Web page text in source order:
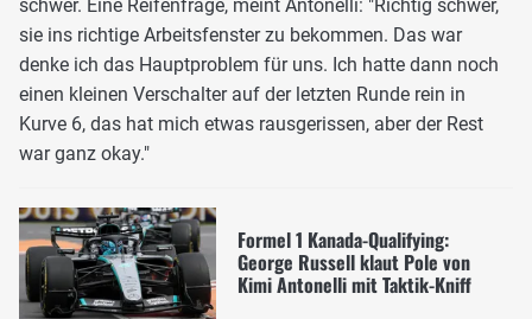
schwer. Eine Reifenfrage, meint Antonelli: "Richtig schwer,
sie ins richtige Arbeitsfenster zu bekommen. Das war
denke ich das Hauptproblem für uns. Ich hatte dann noch
einen kleinen Verschalter auf der letzten Runde rein in
Kurve 6, das hat mich etwas rausgerissen, aber der Rest
war ganz okay."
Formel 1 Kanada-Qualifying:
George Russell klaut Pole von
Kimi Antonelli mit Taktik-Kniff